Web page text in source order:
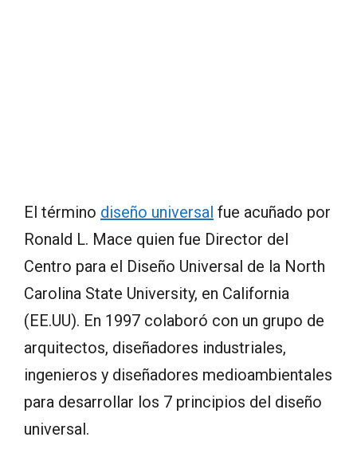
El término diseño universal fue acuñado por
Ronald L. Mace quien fue Director del
Centro para el Diseño Universal de la North
Carolina State University, en California
(EE.UU). En 1997 colaboró con un grupo de
arquitectos, diseñadores industriales,
ingenieros y diseñadores medioambientales
para desarrollar los 7 principios del diseño
universal.